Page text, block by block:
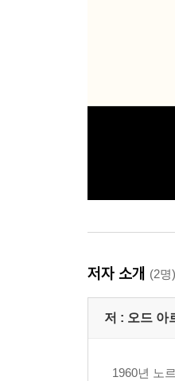
저자 소개 (2명)
저 : 오드 아
1960년 노